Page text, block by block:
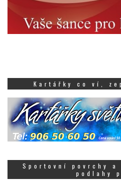
Kartářky co ví,
Sportovní povrchy a
podlahy